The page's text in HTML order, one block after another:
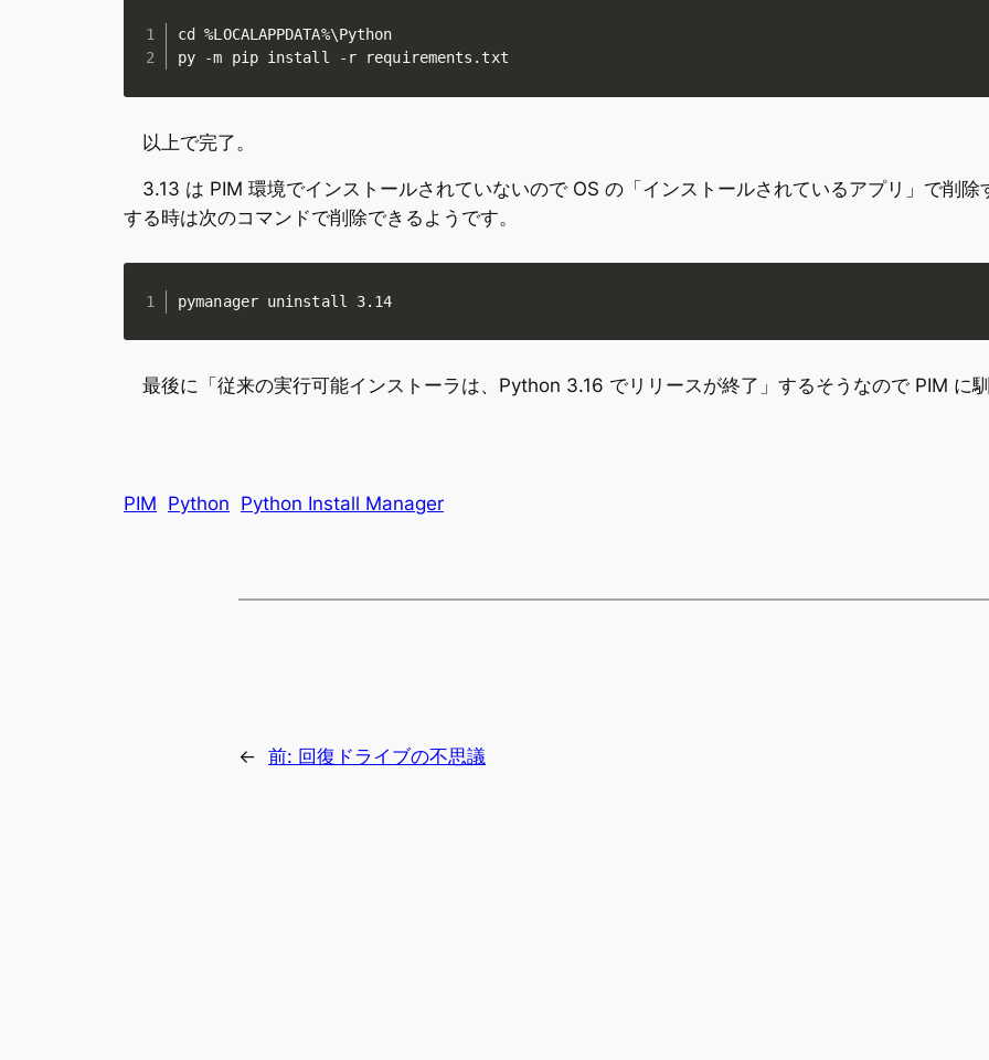
cd %LOCALAPPDATA%\Python
py -m pip install -r requirements.txt
以上で完了。
3.13 は PIM 環境でインストールされていないので OS の「インストールされているアプリ」で削除
する時は次のコマンドで削除できるようです。
pymanager uninstall 3.14
最後に「従来の実行可能インストーラは、Python 3.16 でリリースが終了」するそうなので PIM に
PIM Python Python Install Manager
← 前: 回復ドライブの不思議